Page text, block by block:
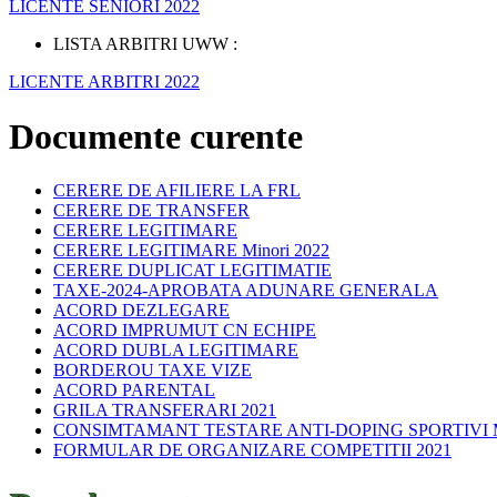
LICENTE SENIORI 2022
LISTA ARBITRI UWW :
LICENTE ARBITRI 2022
Documente curente
CERERE DE AFILIERE LA FRL
CERERE DE TRANSFER
CERERE LEGITIMARE
CERERE LEGITIMARE Minori 2022
CERERE DUPLICAT LEGITIMATIE
TAXE-2024-APROBATA ADUNARE GENERALA
ACORD DEZLEGARE
ACORD IMPRUMUT CN ECHIPE
ACORD DUBLA LEGITIMARE
BORDEROU TAXE VIZE
ACORD PARENTAL
GRILA TRANSFERARI 2021
CONSIMTAMANT TESTARE ANTI-DOPING SPORTIVI
FORMULAR DE ORGANIZARE COMPETITII 2021